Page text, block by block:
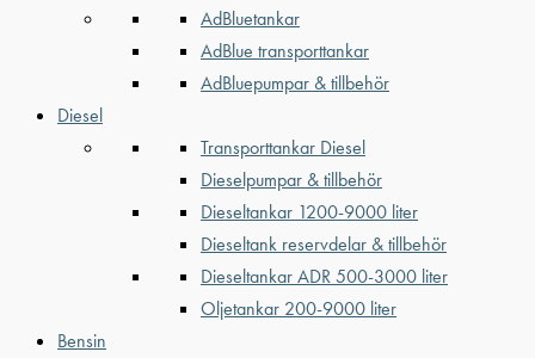
AdBluetankar
AdBlue transporttankar
AdBluepumpar & tillbehör
Diesel
Transporttankar Diesel
Dieselpumpar & tillbehör
Dieseltankar 1200-9000 liter
Dieseltank reservdelar & tillbehör
Dieseltankar ADR 500-3000 liter
Oljetankar 200-9000 liter
Bensin